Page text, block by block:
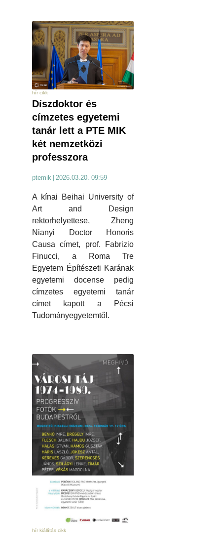
hír cikk
Díszdoktor és
címzetes egyetemi
tanár lett a PTE MIK
két nemzetközi
professzora
ptemik | 2026.03.20. 09:59
A kínai Beihai University of
Art and Design
rektorhelyettese, Zheng
Nianyi Doctor Honoris
Causa címet, prof. Fabrizio
Finucci, a Roma Tre
Egyetem Építészeti Karának
egyetemi docense pedig
címzetes egyetemi tanár
címet kapott a Pécsi
Tudományegyetemtől.
hír kiállítás cikk